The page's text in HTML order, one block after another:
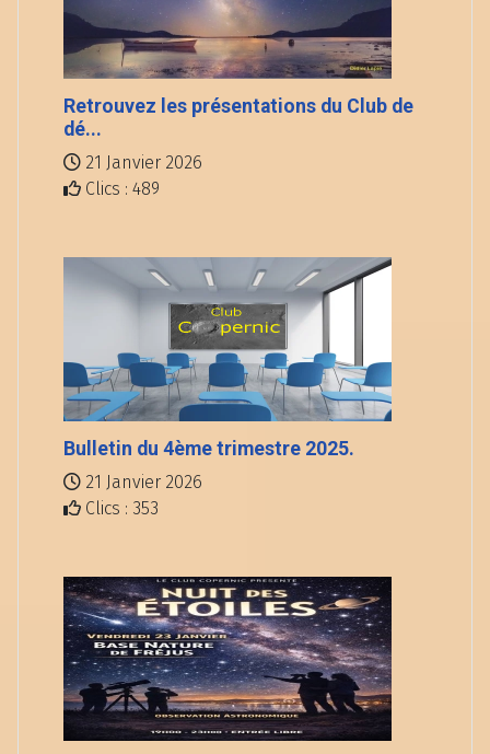
Retrouvez les présentations du Club de
dé...
21 Janvier 2026
Clics : 489
Bulletin du 4ème trimestre 2025.
21 Janvier 2026
Clics : 353